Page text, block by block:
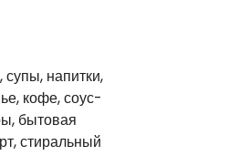
напитки,
кофе, соус-
бытовая
стиральный